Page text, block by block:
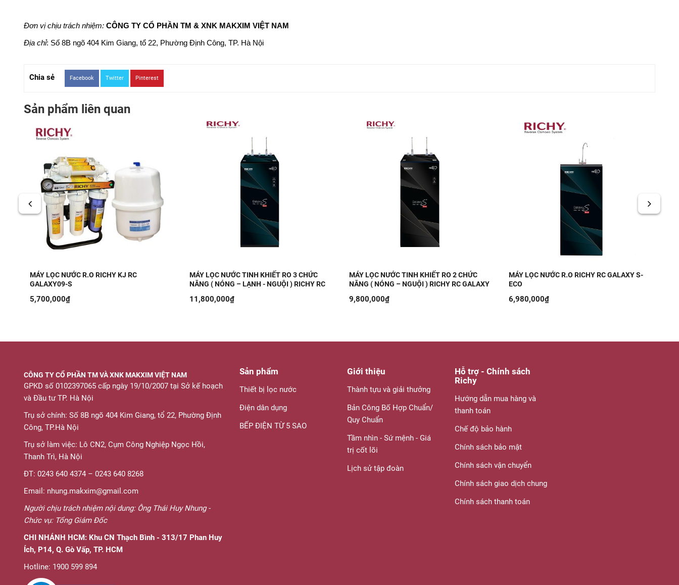
Đơn vị chịu trách nhiệm: CÔNG TY CỔ PHẦN TM & XNK MAKXIM VIỆT NAM
Địa chỉ: Số 8B ngõ 404 Kim Giang, tổ 22, Phường Định Công, TP. Hà Nội
Chia sẻ Facebook Twitter Pinterest
Sản phẩm liên quan
MÁY LỌC NƯỚC R.O RICHY KJ RC
GALAXY09-S
5,700,000₫
MÁY LỌC NƯỚC TINH KHIẾT RO 3 CHỨC
NĂNG ( NÓNG – LẠNH - NGUỘI ) RICHY RC
11,800,000₫
MÁY LỌC NƯỚC TINH KHIẾT RO 2 CHỨC
NĂNG ( NÓNG – NGUỘI ) RICHY RC GALAXY
9,800,000₫
MÁY LỌC NƯỚC R.O RICHY RC GALAXY S-
ECO
6,980,000₫
CÔNG TY CỔ PHẦN TM VÀ XNK MAKXIM VIỆT NAM
GPKD số 0102397065 cấp ngày 19/10/2007 tại Sở kế hoạch
và Đầu tư TP. Hà Nội
Trụ sở chính: Số 8B ngõ 404 Kim Giang, tổ 22, Phường Định
Công, TP.Hà Nội
Trụ sở làm việc: Lô CN2, Cụm Công Nghiệp Ngọc Hồi,
Thanh Trì, Hà Nội
ĐT: 0243 640 4374 – 0243 640 8268
Email: nhung.makxim@gmail.com
Người chịu trách nhiệm nội dung: Ông Thái Huy Nhung -
Chức vụ: Tổng Giám Đốc
CHI NHÁNH HCM: Khu CN Thạch Bình - 313/17 Phan Huy
Ích, P14, Q. Gò Vấp, TP. HCM
Hotline: 1900 599 894
Sản phẩm
Thiết bị lọc nước
Điện dân dụng
BẾP ĐIỆN TỪ 5 SAO
Giới thiệu
Thành tựu và giải thưởng
Bản Công Bố Hợp Chuẩn/
Quy Chuẩn
Tầm nhìn - Sứ mệnh - Giá
trị cốt lõi
Lịch sử tập đoàn
Hỗ trợ - Chính sách
Richy
Hướng dẫn mua hàng và
thanh toán
Chế độ bảo hành
Chính sách bảo mật
Chính sách vận chuyển
Chính sách giao dịch chung
Chính sách thanh toán